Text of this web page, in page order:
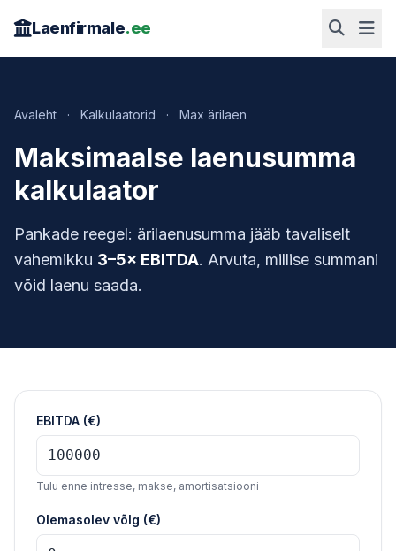
Laenfirmale.ee
Avaleht · Kalkulaatorid · Max ärilaen
Maksimaalse laenusumma
kalkulaator
Pankade reegel: ärilaenusumma jääb tavaliselt
vahemikku 3–5× EBITDA. Arvuta, millise summani
võid laenu saada.
EBITDA (€)
Tulu enne intresse, makse, amortisatsiooni
Olemasolev võlg (€)